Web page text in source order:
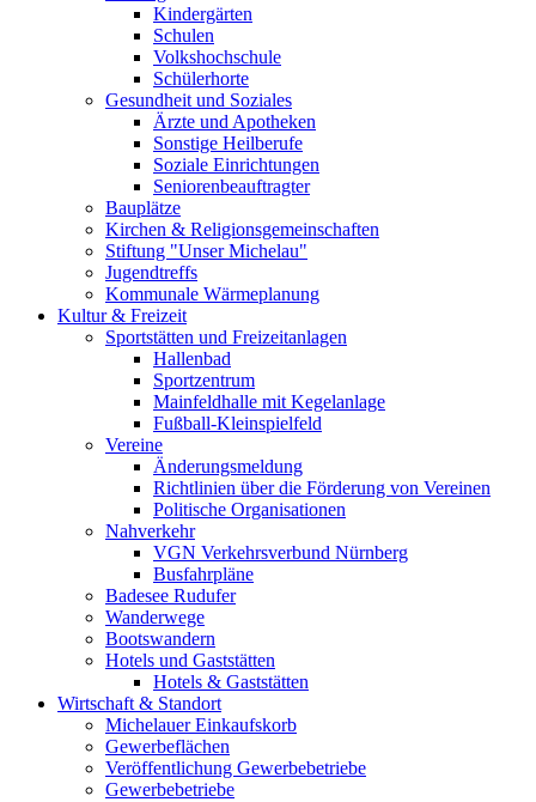
Kindergärten
Schulen
Volkshochschule
Schülerhorte
Gesundheit und Soziales
Ärzte und Apotheken
Sonstige Heilberufe
Soziale Einrichtungen
Seniorenbeauftragter
Bauplätze
Kirchen & Religionsgemeinschaften
Stiftung "Unser Michelau"
Jugendtreffs
Kommunale Wärmeplanung
Kultur & Freizeit
Sportstätten und Freizeitanlagen
Hallenbad
Sportzentrum
Mainfeldhalle mit Kegelanlage
Fußball-Kleinspielfeld
Vereine
Änderungsmeldung
Richtlinien über die Förderung von Vereinen
Politische Organisationen
Nahverkehr
VGN Verkehrsverbund Nürnberg
Busfahrpläne
Badesee Rudufer
Wanderwege
Bootswandern
Hotels und Gaststätten
Hotels & Gaststätten
Wirtschaft & Standort
Michelauer Einkaufskorb
Gewerbeflächen
Veröffentlichung Gewerbebetriebe
Gewerbebetriebe